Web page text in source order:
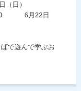
（日）
6月22日
で遊んで学ぶお